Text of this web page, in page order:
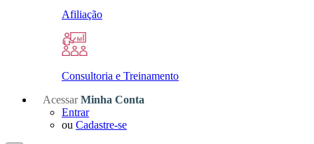
Afiliação
Consultoria e Treinamento
Acessar Minha Conta
Entrar
ou Cadastre-se